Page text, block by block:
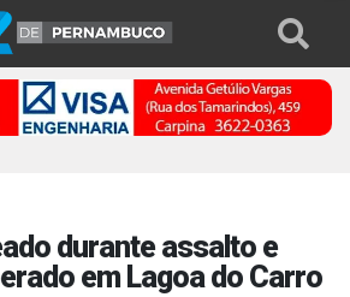
durante assalto e
em Lagoa do Carro